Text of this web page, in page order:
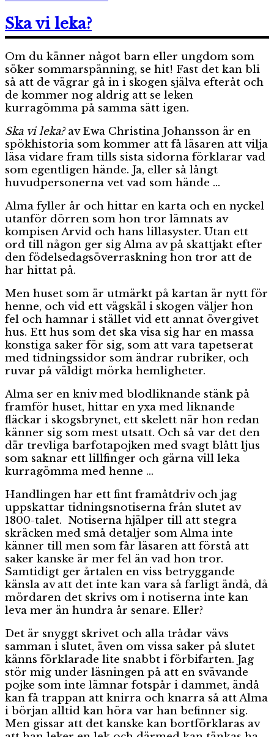
Ska vi leka?
Om du känner något barn eller ungdom som
söker sommarspänning, se hit! Fast det kan bli
så att de vägrar gå in i skogen själva efteråt och
de kommer nog aldrig att se leken
kurragömma på samma sätt igen.
Ska vi leka?av Ewa Christina Johansson är en
spökhistoria som kommer att få läsaren att vilja
läsa vidare fram tills sista sidorna förklarar vad
som egentligen hände. Ja, eller så långt
huvudpersonerna vet vad som hände …
Alma fyller år och hittar en karta och en nyckel
utanför dörren som hon tror lämnats av
kompisen Arvid och hans lillasyster. Utan ett
ord till någon ger sig Alma av på skattjakt efter
den födelsedagsöverraskning hon tror att de
har hittat på.
Men huset som är utmärkt på kartan är nytt för
henne, och vid ett vägskäl i skogen väljer hon
fel och hamnar i stället vid ett annat övergivet
hus. Ett hus som det ska visa sig har en massa
konstiga saker för sig, som att vara tapetserat
med tidningssidor som ändrar rubriker, och
ruvar på väldigt mörka hemligheter.
Alma ser en kniv med blodliknande stänk på
framför huset, hittar en yxa med liknande
fläckar i skogsbrynet, ett skelett när hon redan
känner sig som mest utsatt. Och så var det den
där trevliga barfotapojken med svagt blått ljus
som saknar ett lillfinger och gärna vill leka
kurragömma med henne …
Handlingen har ett fint framåtdriv och jag
uppskattar tidningsnotiserna från slutet av
1800-talet. Notiserna hjälper till att stegra
skräcken med små detaljer som Alma inte
känner till men som får läsaren att förstå att
saker kanske är mer fel än vad hon tror.
Samtidigt ger årtalen en viss betryggande
känsla av att det inte kan vara så farligt ändå, då
mördaren det skrivs om i notiserna inte kan
leva mer än hundra år senare. Eller?
Det är snyggt skrivet och alla trådar vävs
samman i slutet, även om vissa saker på slutet
känns förklarade lite snabbt i förbifarten. Jag
stör mig under läsningen på att en svävande
pojke som inte lämnar fotspår i dammet, ändå
kan få trappan att knirra och knarra så att Alma
i början alltid kan höra var han befinner sig.
Men gissar att det kanske kan bortförklaras av